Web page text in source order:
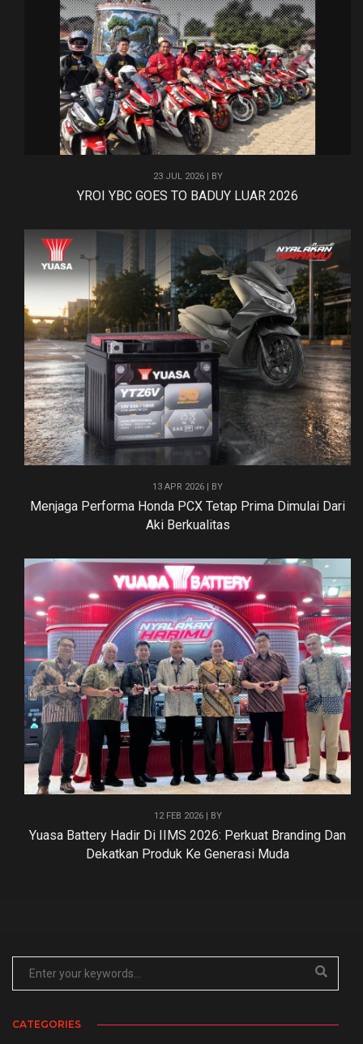
23 JUL 2026 | BY
YROI YBC GOES TO BADUY LUAR 2026
13 APR 2026 | BY
Menjaga Performa Honda PCX Tetap Prima Dimulai Dari
Aki Berkualitas
12 FEB 2026 | BY
Yuasa Battery Hadir Di IIMS 2026: Perkuat Branding Dan
Dekatkan Produk Ke Generasi Muda
CATEGORIES